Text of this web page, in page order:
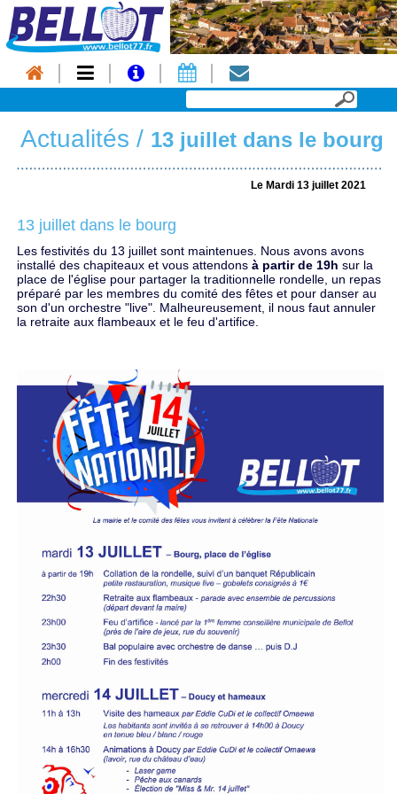
Actualités / 13 juillet dans le bourg
Le Mardi 13 juillet 2021
13 juillet dans le bourg
Les festivités du 13 juillet sont maintenues. Nous avons avons
installé des chapiteaux et vous attendons à partir de 19h sur la
place de l'église pour partager la traditionnelle rondelle, un repas
préparé par les membres du comité des fêtes et pour danser au
son d'un orchestre "live". Malheureusement, il nous faut annuler
la retraite aux flambeaux et le feu d'artifice.